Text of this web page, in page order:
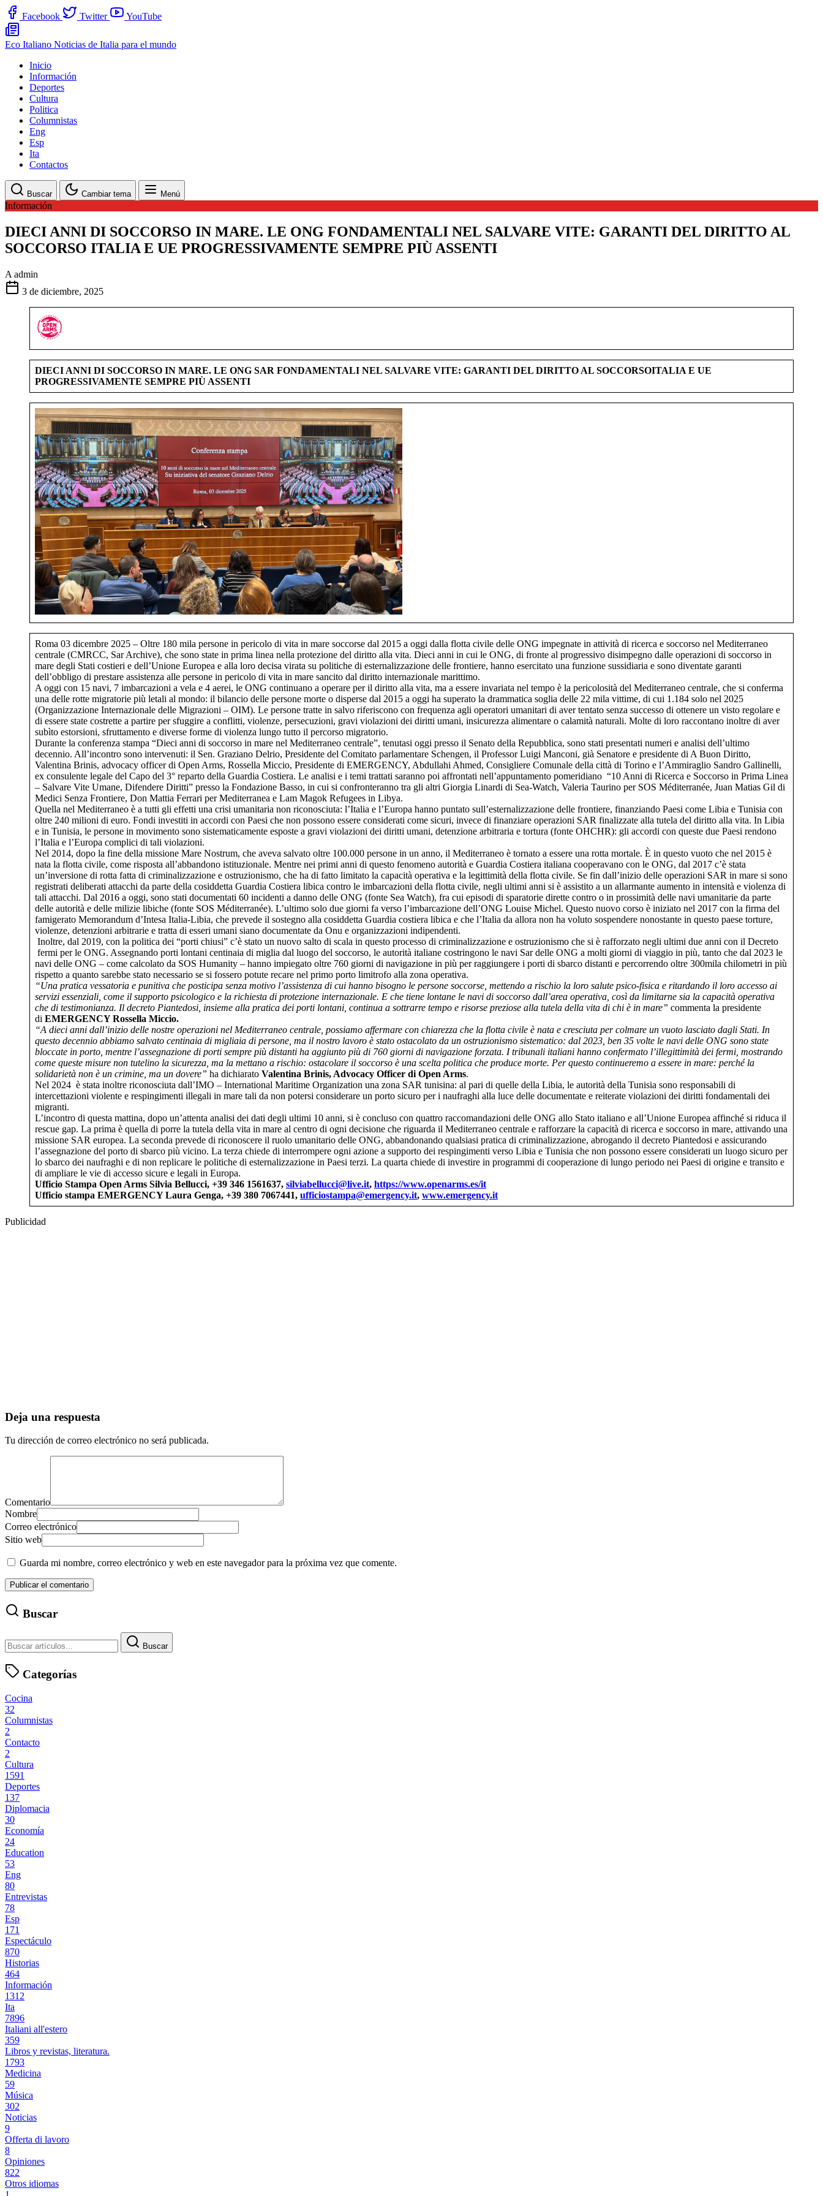
Facebook Twitter YouTube
Eco Italiano Noticias de Italia para el mundo
Inicio
Información
Deportes
Cultura
Politica
Columnistas
Eng
Esp
Ita
Contactos
Buscar Cambiar tema Menú
Información
DIECI ANNI DI SOCCORSO IN MARE. LE ONG FONDAMENTALI NEL SALVARE VITE: GARANTI DEL DIRITTO AL
SOCCORSO ITALIA E UE PROGRESSIVAMENTE SEMPRE PIÙ ASSENTI
A admin
3 de diciembre, 2025
DIECI ANNI DI SOCCORSO IN MARE. LE ONG SAR FONDAMENTALI NEL SALVARE VITE: GARANTI DEL DIRITTO AL SOCCORSOITALIA E UE
PROGRESSIVAMENTE SEMPRE PIÙ ASSENTI
Roma 03 dicembre 2025 – Oltre 180 mila persone in pericolo di vita in mare soccorse dal 2015 a oggi dalla flotta civile delle ONG impegnate in attività di ricerca e soccorso nel Mediterraneo
centrale (CMRCC, Sar Archive), che sono state in prima linea nella protezione del diritto alla vita. Dieci anni in cui le ONG, di fronte al progressivo disimpegno dalle operazioni di soccorso in
mare degli Stati costieri e dell’Unione Europea e alla loro decisa virata su politiche di esternalizzazione delle frontiere, hanno esercitato una funzione sussidiaria e sono diventate garanti
dell’obbligo di prestare assistenza alle persone in pericolo di vita in mare sancito dal diritto internazionale marittimo.
A oggi con 15 navi, 7 imbarcazioni a vela e 4 aerei, le ONG continuano a operare per il diritto alla vita, ma a essere invariata nel tempo è la pericolosità del Mediterraneo centrale, che si conferma
una delle rotte migratorie più letali al mondo: il bilancio delle persone morte o disperse dal 2015 a oggi ha superato la drammatica soglia delle 22 mila vittime, di cui 1.184 solo nel 2025
(Organizzazione Internazionale delle Migrazioni – OIM). Le persone tratte in salvo riferiscono con frequenza agli operatori umanitari di aver tentato senza successo di ottenere un visto regolare e
di essere state costrette a partire per sfuggire a conflitti, violenze, persecuzioni, gravi violazioni dei diritti umani, insicurezza alimentare o calamità naturali. Molte di loro raccontano inoltre di aver
subìto estorsioni, sfruttamento e diverse forme di violenza lungo tutto il percorso migratorio.
Durante la conferenza stampa “Dieci anni di soccorso in mare nel Mediterraneo centrale”, tenutasi oggi presso il Senato della Repubblica, sono stati presentati numeri e analisi dell’ultimo
decennio. All’incontro sono intervenuti: il Sen. Graziano Delrio, Presidente del Comitato parlamentare Schengen, il Professor Luigi Manconi, già Senatore e presidente di A Buon Diritto,
Valentina Brinis, advocacy officer di Open Arms, Rossella Miccio, Presidente di EMERGENCY, Abdullahi Ahmed, Consigliere Comunale della città di Torino e l’Ammiraglio Sandro Gallinelli,
ex consulente legale del Capo del 3° reparto della Guardia Costiera. Le analisi e i temi trattati saranno poi affrontati nell’appuntamento pomeridiano “10 Anni di Ricerca e Soccorso in Prima Linea
– Salvare Vite Umane, Difendere Diritti” presso la Fondazione Basso, in cui si confronteranno tra gli altri Giorgia Linardi di Sea-Watch, Valeria Taurino per SOS Méditerranée, Juan Matias Gil di
Medici Senza Frontiere, Don Mattia Ferrari per Mediterranea e Lam Magok Refugees in Libya.
Quella nel Mediterraneo è a tutti gli effetti una crisi umanitaria non riconosciuta: l’Italia e l’Europa hanno puntato sull’esternalizzazione delle frontiere, finanziando Paesi come Libia e Tunisia con
oltre 240 milioni di euro. Fondi investiti in accordi con Paesi che non possono essere considerati come sicuri, invece di finanziare operazioni SAR finalizzate alla tutela del diritto alla vita. In Libia
e in Tunisia, le persone in movimento sono sistematicamente esposte a gravi violazioni dei diritti umani, detenzione arbitraria e tortura (fonte OHCHR): gli accordi con queste due Paesi rendono
l’Italia e l’Europa complici di tali violazioni.
Nel 2014, dopo la fine della missione Mare Nostrum, che aveva salvato oltre 100.000 persone in un anno, il Mediterraneo è tornato a essere una rotta mortale. È in questo vuoto che nel 2015 è
nata la flotta civile, come risposta all’abbandono istituzionale. Mentre nei primi anni di questo fenomeno autorità e Guardia Costiera italiana cooperavano con le ONG, dal 2017 c’è stata
un’inversione di rotta fatta di criminalizzazione e ostruzionismo, che ha di fatto limitato la capacità operativa e la legittimità della flotta civile. Se fin dall’inizio delle operazioni SAR in mare si sono
registrati deliberati attacchi da parte della cosiddetta Guardia Costiera libica contro le imbarcazioni della flotta civile, negli ultimi anni si è assistito a un allarmante aumento in intensità e violenza di
tali attacchi. Dal 2016 a oggi, sono stati documentati 60 incidenti a danno delle ONG (fonte Sea Watch), fra cui episodi di sparatorie dirette contro o in prossimità delle navi umanitarie da parte
delle autorità e delle milizie libiche (fonte SOS Méditerranée). L’ultimo solo due giorni fa verso l’imbarcazione dell’ONG Louise Michel. Questo nuovo corso è iniziato nel 2017 con la firma del
famigerato Memorandum d’Intesa Italia-Libia, che prevede il sostegno alla cosiddetta Guardia costiera libica e che l’Italia da allora non ha voluto sospendere nonostante in questo paese torture,
violenze, detenzioni arbitrarie e tratta di esseri umani siano documentate da Onu e organizzazioni indipendenti.
Inoltre, dal 2019, con la politica dei “porti chiusi” c’è stato un nuovo salto di scala in questo processo di criminalizzazione e ostruzionismo che si è rafforzato negli ultimi due anni con il Decreto
fermi per le ONG. Assegnando porti lontani centinaia di miglia dal luogo del soccorso, le autorità italiane costringono le navi Sar delle ONG a molti giorni di viaggio in più, tanto che dal 2023 le
navi delle ONG – come calcolato da SOS Humanity – hanno impiegato oltre 760 giorni di navigazione in più per raggiungere i porti di sbarco distanti e percorrendo oltre 300mila chilometri in più
rispetto a quanto sarebbe stato necessario se si fossero potute recare nel primo porto limitrofo alla zona operativa.
“Una pratica vessatoria e punitiva che posticipa senza motivo l’assistenza di cui hanno bisogno le persone soccorse, mettendo a rischio la loro salute psico-fisica e ritardando il loro accesso ai
servizi essenziali, come il supporto psicologico e la richiesta di protezione internazionale. E che tiene lontane le navi di soccorso dall’area operativa, così da limitarne sia la capacità operativa
che di testimonianza. Il decreto Piantedosi, insieme alla pratica dei porti lontani, continua a sottrarre tempo e risorse preziose alla tutela della vita di chi è in mare” commenta la presidente
di EMERGENCY Rossella Miccio.
“A dieci anni dall’inizio delle nostre operazioni nel Mediterraneo centrale, possiamo affermare con chiarezza che la flotta civile è nata e cresciuta per colmare un vuoto lasciato dagli Stati. In
questo decennio abbiamo salvato centinaia di migliaia di persone, ma il nostro lavoro è stato ostacolato da un ostruzionismo sistematico: dal 2023, ben 35 volte le navi delle ONG sono state
bloccate in porto, mentre l’assegnazione di porti sempre più distanti ha aggiunto più di 760 giorni di navigazione forzata. I tribunali italiani hanno confermato l’illegittimità dei fermi, mostrando
come queste misure non tutelino la sicurezza, ma la mettano a rischio: ostacolare il soccorso è una scelta politica che produce morte. Per questo continueremo a essere in mare: perché la
solidarietà non è un crimine, ma un dovere” ha dichiarato Valentina Brinis, Advocacy Officer di Open Arms.
Nel 2024 è stata inoltre riconosciuta dall’IMO – International Maritime Organization una zona SAR tunisina: al pari di quelle della Libia, le autorità della Tunisia sono responsabili di
intercettazioni violente e respingimenti illegali in mare tali da non potersi considerare un porto sicuro per i naufraghi alla luce delle documentate e reiterate violazioni dei diritti fondamentali dei
migranti.
L’incontro di questa mattina, dopo un’attenta analisi dei dati degli ultimi 10 anni, si è concluso con quattro raccomandazioni delle ONG allo Stato italiano e all’Unione Europea affinché si riduca il
rescue gap. La prima è quella di porre la tutela della vita in mare al centro di ogni decisione che riguarda il Mediterraneo centrale e rafforzare la capacità di ricerca e soccorso in mare, attivando una
missione SAR europea. La seconda prevede di riconoscere il ruolo umanitario delle ONG, abbandonando qualsiasi pratica di criminalizzazione, abrogando il decreto Piantedosi e assicurando
l’assegnazione del porto di sbarco più vicino. La terza chiede di interrompere ogni azione a supporto dei respingimenti verso Libia e Tunisia che non possono essere considerati un luogo sicuro per
lo sbarco dei naufraghi e di non replicare le politiche di esternalizzazione in Paesi terzi. La quarta chiede di investire in programmi di cooperazione di lungo periodo nei Paesi di origine e transito e
di ampliare le vie di accesso sicure e legali in Europa.
Ufficio Stampa Open Arms Silvia Bellucci, +39 346 1561637, silviabellucci@live.it, https://www.openarms.es/it
Ufficio stampa EMERGENCY Laura Genga, +39 380 7067441, ufficiostampa@emergency.it, www.emergency.it
Publicidad
Deja una respuesta
Tu dirección de correo electrónico no será publicada.
Comentario
Nombre
Correo electrónico
Sitio web
Guarda mi nombre, correo electrónico y web en este navegador para la próxima vez que comente.
Buscar
Buscar
Categorías
Cocina
32
Columnistas
2
Contacto
2
Cultura
1591
Deportes
137
Diplomacia
30
Economía
24
Education
53
Eng
80
Entrevistas
78
Esp
171
Espectáculo
870
Historias
464
Información
1312
Ita
7896
Italiani all'estero
359
Libros y revistas, literatura.
1793
Medicina
59
Música
302
Noticias
9
Offerta di lavoro
8
Opiniones
822
Otros idiomas